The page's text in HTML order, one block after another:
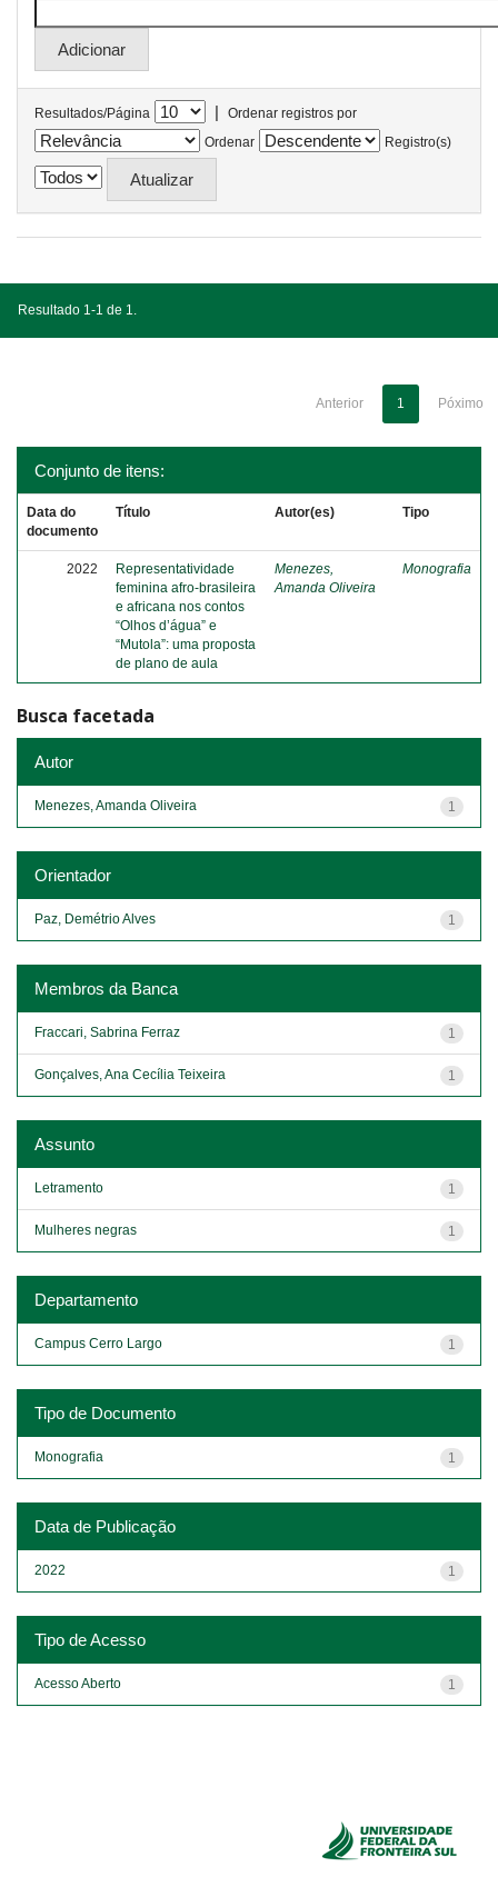
Resultados/Página |
Ordenar registros por
Ordenar
Registro(s)
Resultado 1-1 de 1.
Anterior 1 Póximo
Conjunto de itens:
Data do
documento
Título Autor(es) Tipo
2022
Representatividade
feminina afro-brasileira
e africana nos contos
“Olhos d’água” e
“Mutola”: uma proposta
de plano de aula
Menezes,
Amanda Oliveira
Monografia
Busca facetada
Autor
1
Menezes, Amanda Oliveira
Orientador
1
Paz, Demétrio Alves
Membros da Banca
1
Fraccari, Sabrina Ferraz
1
Gonçalves, Ana Cecília Teixeira
Assunto
1
Letramento
1
Mulheres negras
Departamento
1
Campus Cerro Largo
Tipo de Documento
1
Monografia
Data de Publicação
1
2022
Tipo de Acesso
1
Acesso Aberto